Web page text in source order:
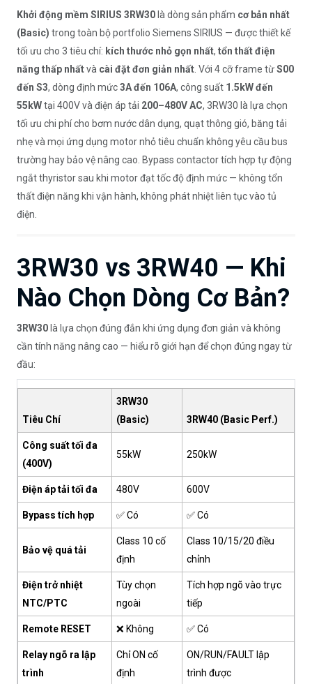
Khởi động mềm SIRIUS 3RW30 là dòng sản phẩm cơ bản nhất
(Basic) trong toàn bộ portfolio Siemens SIRIUS — được thiết kế
tối ưu cho 3 tiêu chí: kích thước nhỏ gọn nhất, tổn thất điện
năng thấp nhấtvà cài đặt đơn giản nhất . Với 4 cỡ frame từS00
đến S3, dòng định mức3A đến 106A, công suất 1.5kW đến
55kWtại 400V và điện áp tải 200–480V AC, 3RW30 là lựa chọn
tối ưu chi phí cho bơm nước dân dụng, quạt thông gió, băng tải
nhẹ và mọi ứng dụng motor nhỏ tiêu chuẩn không yêu cầu bus
trường hay bảo vệ nâng cao. Bypass contactor tích hợp tự động
ngắt thyristor sau khi motor đạt tốc độ định mức — không tổn
thất điện năng khi vận hành, không phát nhiệt liên tục vào tủ
điện.
3RW30 vs 3RW40 — Khi
Nào Chọn Dòng Cơ Bản?
3RW30 là lựa chọn đúng đắn khi ứng dụng đơn giản và không
cần tính năng nâng cao — hiểu rõ giới hạn để chọn đúng ngay từ
đầu:
Tiêu Chí
3RW30
(Basic)
3RW40 (Basic Perf.)
Công suất tối đa
(400V)
55kW 250kW
Điện áp tải tối đa 480V 600V
Bypass tích hợp ✅ Có ✅ Có
Bảo vệ quá tải
Class 10 cố
định
Class 10/15/20 điều
chỉnh
Điện trở nhiệt
NTC/PTC
Tùy chọn
ngoài
Tích hợp ngõ vào trực
tiếp
Remote RESET ❌ Không ✅ Có
Relay ngõ ra lập
trình
Chỉ ON cố
định
ON/RUN/FAULT lập
trình được